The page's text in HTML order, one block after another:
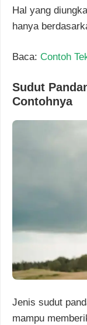
Hal yang
hanya
Baca: Contoh
Sudut
Contohnya
Jenis sudut
mampu